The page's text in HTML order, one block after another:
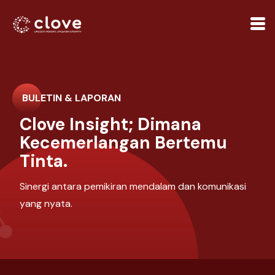
BULETIN & LAPORAN
Clove Insight; Dimana
Kecemerlangan Bertemu
Tinta.
Sinergi antara pemikiran mendalam dan komunikasi
yang nyata.